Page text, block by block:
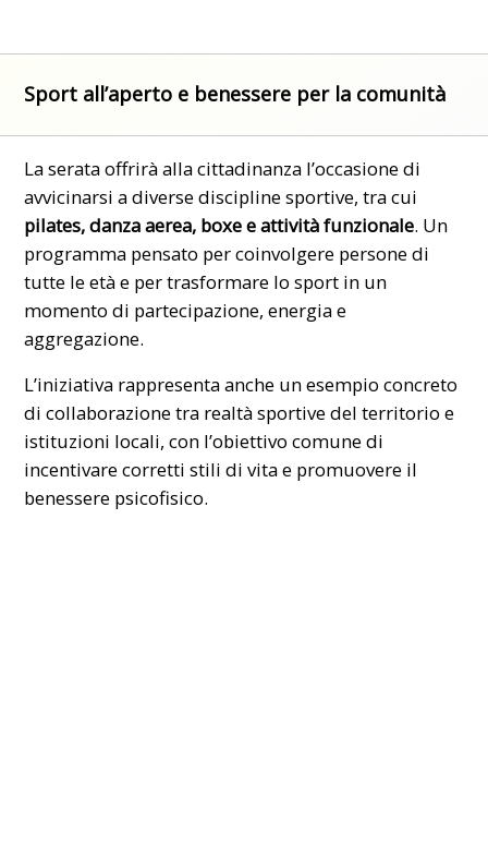
Sport all’aperto e benessere per la comunità
La serata offrirà alla cittadinanza l’occasione di
avvicinarsi a diverse discipline sportive, tra cui
pilates, danza aerea, boxe e attività funzionale. Un
programma pensato per coinvolgere persone di
tutte le età e per trasformare lo sport in un
momento di partecipazione, energia e
aggregazione.
L’iniziativa rappresenta anche un esempio concreto
dicollaborazionetra realtà sportive del territorio e
istituzioni locali, con l’obiettivo comune di
incentivare corretti stili di vita e promuovere il
benessere psicofisico.